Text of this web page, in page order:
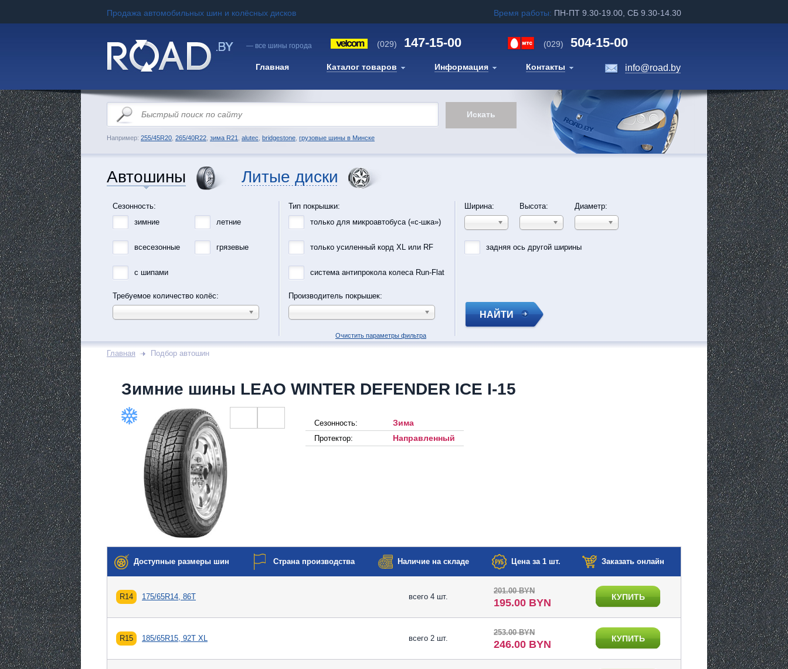
Продажа автомобильных шин и колёсных дисков Время работы: ПН-ПТ 9.30-19.00, СБ 9.30-14.30
— все шины города (029) 147-15-00 (029) 504-15-00
Главная Каталог товаров Информация Контакты info@road.by
Например: 255/45R20 265/40R22 зима R21 alutec bridgestone грузовые шины в Минске
Автошины Литые диски
Сезонность:
зимние
летние
всесезонные грязевые
с шипами
Требуемое количество колёс:
Тип покрышки:
только для микроавтобуса («с-шка»)
только усиленный корд XL или RF
система антипрокола колеса Run-Flat
Производитель покрышек:
Ширина: Высота: Диаметр:
задняя ось другой ширины
НАЙТИ
Очистить параметры фильтра
Главная Подбор автошин
Зимние шины LEAO WINTER DEFENDER ICE I-15
Сезонность: Зима
Протектор: Направленный
Доступные размеры шин Страна производства Наличие на складе Цена за 1 шт. Заказать онлайн
R14 175/65R14, 86T всего 4 шт.
201.00 BYN
195.00 BYN КУПИТЬ
R15 185/65R15, 92T XL всего 2 шт.
253.00 BYN
246.00 BYN КУПИТЬ